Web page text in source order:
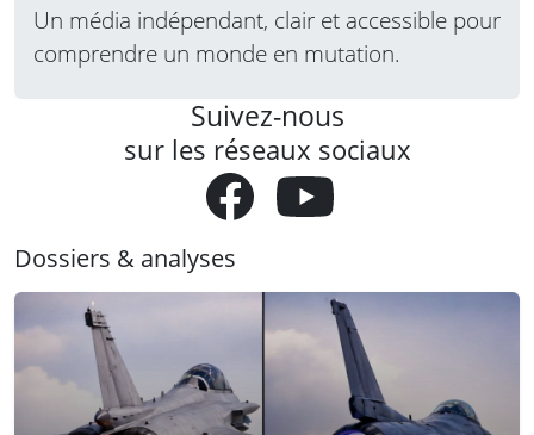
Un média indépendant, clair et accessible pour
comprendre un monde en mutation.
Suivez-nous
sur les réseaux sociaux
Dossiers & analyses